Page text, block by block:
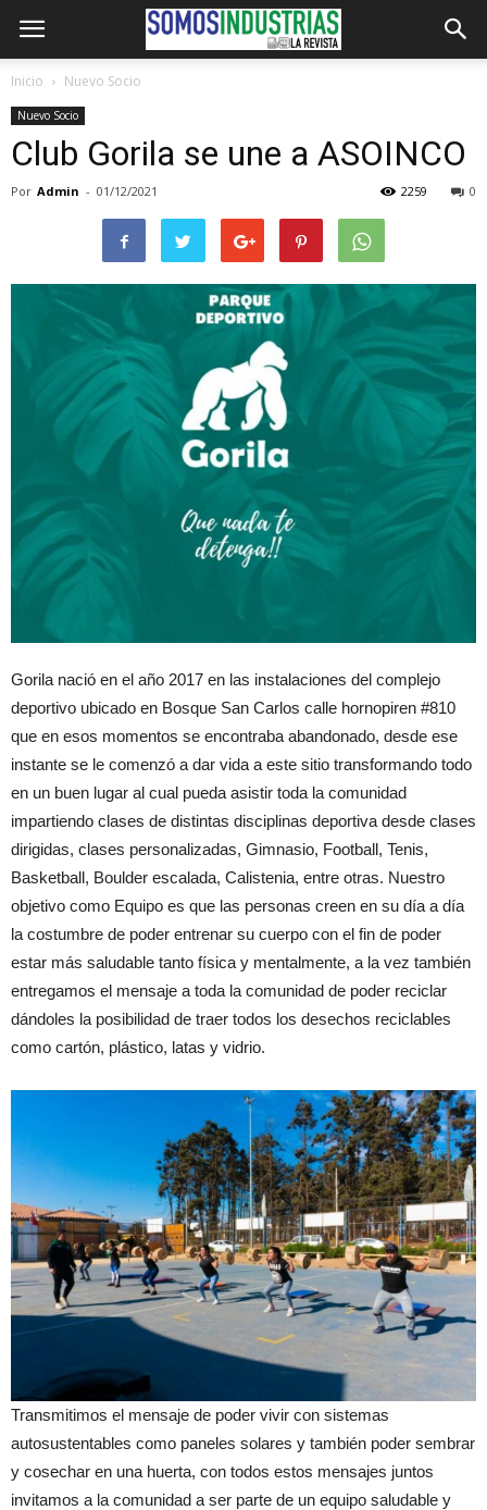
Inicio Nuevo Socio
Nuevo Socio
Club Gorila se une a ASOINCO
Por Admin - 01/12/2021 0
2259
Gorila nació en el año 2017 en las instalaciones del complejo
deportivo ubicado en Bosque San Carlos calle hornopiren #810
que en esos momentos se encontraba abandonado, desde ese
instante se le comenzó a dar vida a este sitio transformando todo
en un buen lugar al cual pueda asistir toda la comunidad
impartiendo clases de distintas disciplinas deportiva desde clases
dirigidas, clases personalizadas, Gimnasio, Football, Tenis,
Basketball, Boulder escalada, Calistenia, entre otras. Nuestro
objetivo como Equipo es que las personas creen en su día a día
la costumbre de poder entrenar su cuerpo con el fin de poder
estar más saludable tanto física y mentalmente, a la vez también
entregamos el mensaje a toda la comunidad de poder reciclar
dándoles la posibilidad de traer todos los desechos reciclables
como cartón, plástico, latas y vidrio.
Transmitimos el mensaje de poder vivir con sistemas
autosustentables como paneles solares y también poder sembrar
y cosechar en una huerta, con todos estos mensajes juntos
invitamos a la comunidad a ser parte de un equipo saludable y